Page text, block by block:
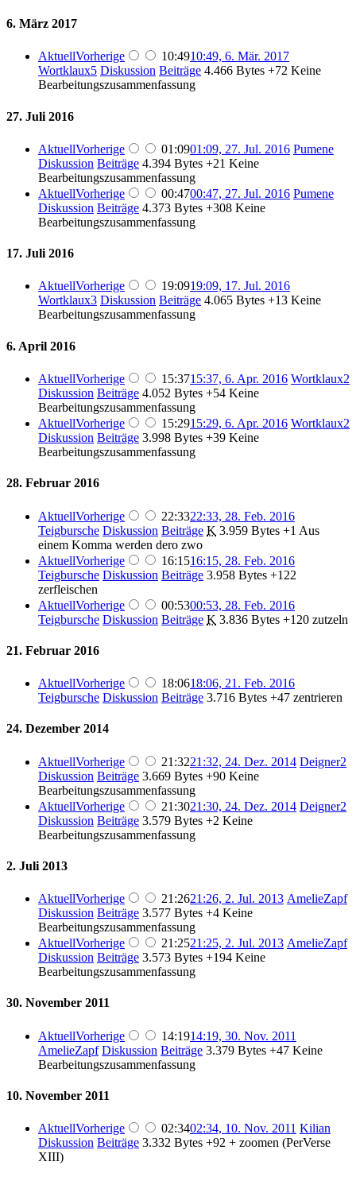
6. März 2017
AktuellVorherige 10:4910:49, 6. Mär. 2017
Wortklaux5 Diskussion Beiträge 4.466 Bytes +72 Keine
Bearbeitungszusammenfassung
27. Juli 2016
AktuellVorherige 01:0901:09, 27. Jul. 2016 Pumene
Diskussion Beiträge 4.394 Bytes +21 Keine
Bearbeitungszusammenfassung
AktuellVorherige 00:4700:47, 27. Jul. 2016 Pumene
Diskussion Beiträge 4.373 Bytes +308 Keine
Bearbeitungszusammenfassung
17. Juli 2016
AktuellVorherige 19:0919:09, 17. Jul. 2016
Wortklaux3 Diskussion Beiträge 4.065 Bytes +13 Keine
Bearbeitungszusammenfassung
6. April 2016
AktuellVorherige 15:3715:37, 6. Apr. 2016 Wortklaux2
Diskussion Beiträge 4.052 Bytes +54 Keine
Bearbeitungszusammenfassung
AktuellVorherige 15:2915:29, 6. Apr. 2016 Wortklaux2
Diskussion Beiträge 3.998 Bytes +39 Keine
Bearbeitungszusammenfassung
28. Februar 2016
AktuellVorherige 22:3322:33, 28. Feb. 2016
Teigbursche Diskussion Beiträge K 3.959 Bytes +1 Aus
einem Komma werden dero zwo
AktuellVorherige 16:1516:15, 28. Feb. 2016
Teigbursche Diskussion Beiträge 3.958 Bytes +122
zerfleischen
AktuellVorherige 00:5300:53, 28. Feb. 2016
Teigbursche Diskussion Beiträge K 3.836 Bytes +120 zutzeln
21. Februar 2016
AktuellVorherige 18:0618:06, 21. Feb. 2016
Teigbursche Diskussion Beiträge 3.716 Bytes +47 zentrieren
24. Dezember 2014
AktuellVorherige 21:3221:32, 24. Dez. 2014 Deigner2
Diskussion Beiträge 3.669 Bytes +90 Keine
Bearbeitungszusammenfassung
AktuellVorherige 21:3021:30, 24. Dez. 2014 Deigner2
Diskussion Beiträge 3.579 Bytes +2 Keine
Bearbeitungszusammenfassung
2. Juli 2013
AktuellVorherige 21:2621:26, 2. Jul. 2013 AmelieZapf
Diskussion Beiträge 3.577 Bytes +4 Keine
Bearbeitungszusammenfassung
AktuellVorherige 21:2521:25, 2. Jul. 2013 AmelieZapf
Diskussion Beiträge 3.573 Bytes +194 Keine
Bearbeitungszusammenfassung
30. November 2011
AktuellVorherige 14:1914:19, 30. Nov. 2011
AmelieZapf Diskussion Beiträge 3.379 Bytes +47 Keine
Bearbeitungszusammenfassung
10. November 2011
AktuellVorherige 02:3402:34, 10. Nov. 2011 Kilian
Diskussion Beiträge 3.332 Bytes +92 + zoomen (PerVerse
XIII)